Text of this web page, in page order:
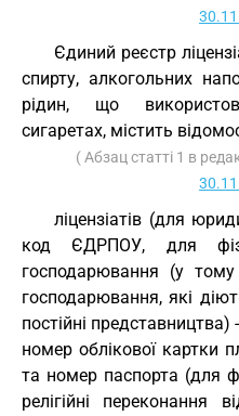
Єдиний реєстр
спирту, алкогольних
рідин, що
сигаретах, містить
( Абзац статті 1 в
ліцензіатів (для
код ЄДРПОУ, для
господарювання (у тому
господарювання, які
постійні представництва)
номер облікової картки
та номер паспорта (для
релігійні переконання